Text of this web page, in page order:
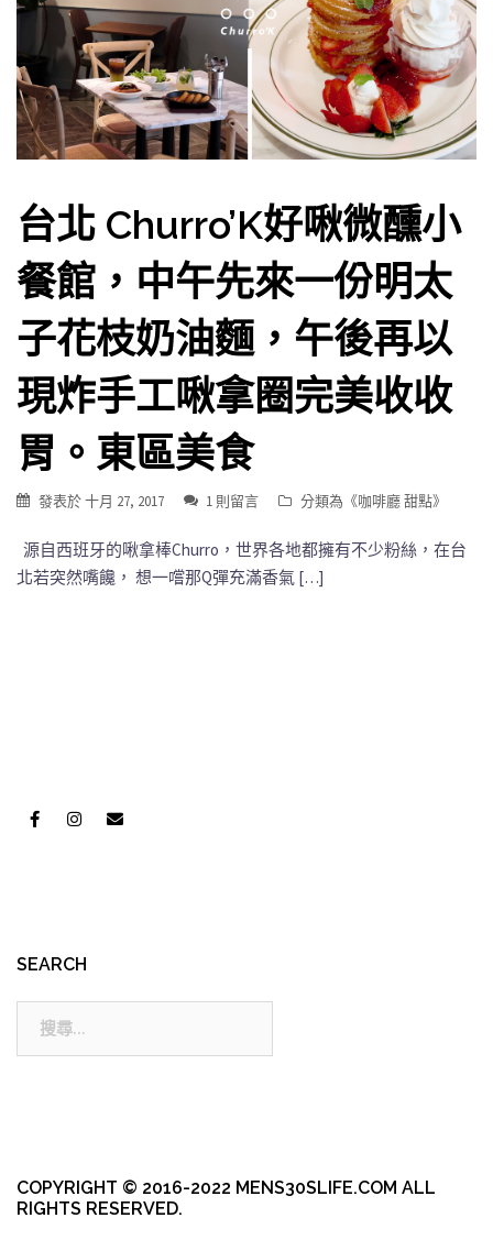
台北 Churro’K好啾微醺小
餐館，中午先來一份明太
子花枝奶油麵，午後再以
現炸手工啾拿圈完美收收
胃。東區美食
發表於十月 27, 2017 1 則留言 分類為《咖啡廳 甜點》
源自西班牙的啾拿棒Churro，世界各地都擁有不少粉絲，在台
北若突然嘴饞， 想一嚐那Q彈充滿香氣 […]
SEARCH
COPYRIGHT © 2016-2022 MENS30SLIFE.COM ALL
RIGHTS RESERVED.